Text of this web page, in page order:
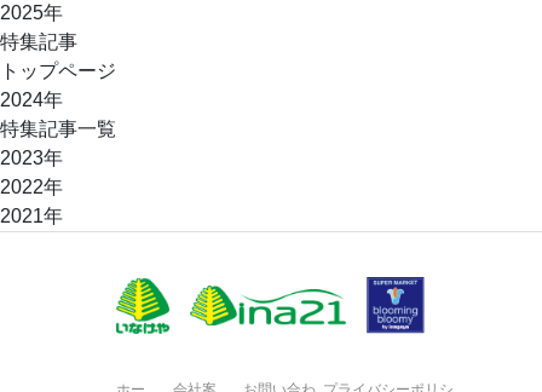
2025年
特集記事
トップページ
2024年
特集記事一覧
2023年
2022年
2021年